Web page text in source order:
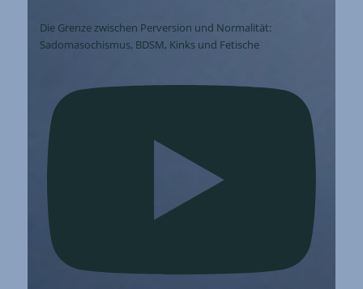
Die Grenze zwischen Perversion und Normalität:
Sadomasochismus, BDSM, Kinks und Fetische